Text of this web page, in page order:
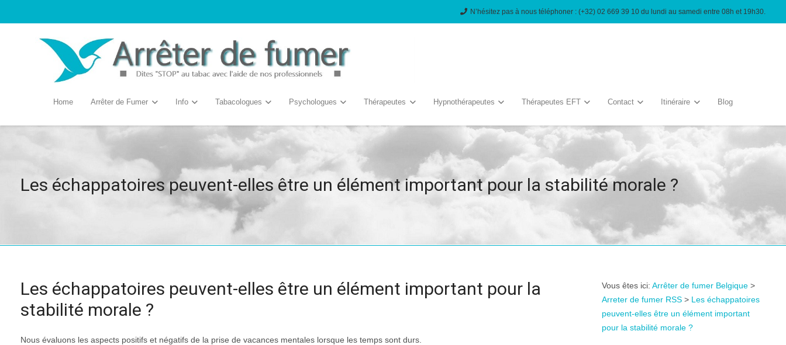
N’hésitez pas à nous téléphoner : (+32) 02 669 39 10 du lundi au samedi entre 08h et 19h30.
Home Arrêter de Fumer Info Tabacologues Psychologues Thérapeutes Hypnothérapeutes Thérapeutes EFT Contact Itinéraire Blog
Les échappatoires peuvent-elles être un élément important pour la stabilité morale ?
Les échappatoires peuvent-elles être un élément important pour la
stabilité morale ?
Nous évaluons les aspects positifs et négatifs de la prise de vacances mentales lorsque les temps sont durs.
Vous êtes ici: Arrêter de fumer Belgique>
Arreter de fumer RSS> Les échappatoires
peuvent-elles être un élément important
pour la stabilité morale ?